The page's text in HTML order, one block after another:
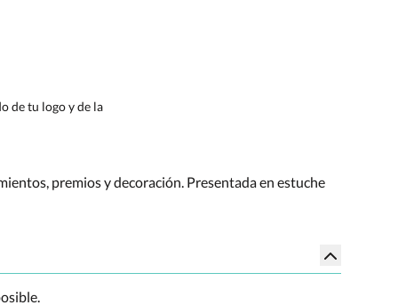
de tu logo y de la
premios y decoración. Presentada en estuche